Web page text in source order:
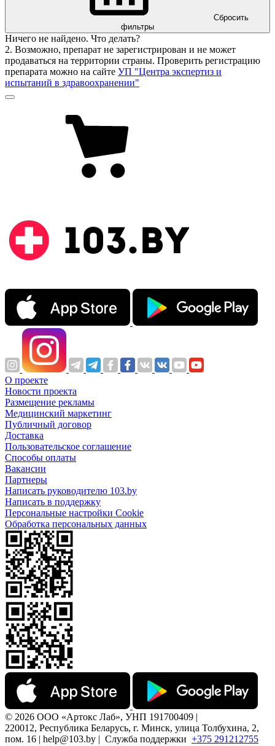
Сбросить
фильтры
Ничего не найдено. Что делать?
2. Возможно, препарат не зарегистрирован и не может
продаваться на территории страны. Проверить регистрацию
препарата можно на сайте УП "Центра экспертиз и
испытаний в здравоохранении"
О проекте
Новости проекта
Размещение рекламы
Медицинский маркетинг
Публичный договор
Доставка
Пользовательское соглашение
Способы оплаты
Вакансии
Партнеры
Написать руководителю 103.by
Написать в поддержку
Персональные настройки Cookie
Обработка персональных данных
© 2026 ООО «Артокс Лаб», УНП 191700409 |
220012, Республика Беларусь, г. Минск, улица Толбухина, 2,
пом. 16 | help@103.by | Служба поддержки +375 291212755